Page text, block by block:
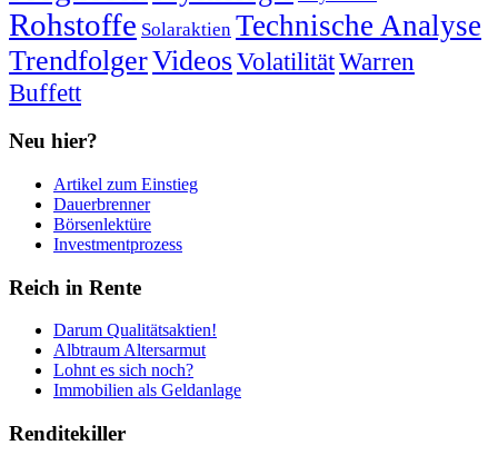
Rohstoffe Solaraktien Technische Analyse
TrendfolgerVideosVolatilitätWarren
Buffett
Neu hier?
Artikel zum Einstieg
Dauerbrenner
Börsenlektüre
Investmentprozess
Reich in Rente
Darum Qualitätsaktien!
Albtraum Altersarmut
Lohnt es sich noch?
Immobilien als Geldanlage
Renditekiller